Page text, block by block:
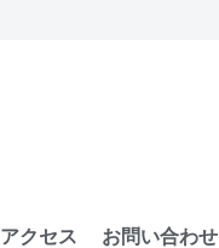
アクセス お問い合わせ